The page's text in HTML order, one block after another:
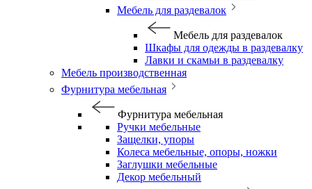
Мебель для раздевалок
Мебель для раздевалок
Шкафы для одежды в раздевалку
Лавки и скамьи в раздевалку
Мебель производственная
Фурнитура мебельная
Фурнитура мебельная
Ручки мебельные
Защелки, упоры
Колеса мебельные, опоры, ножки
Заглушки мебельные
Декор мебельный